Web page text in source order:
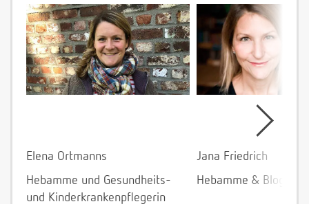
Elena Ortmanns
Hebamme und Gesundheits-
und Kinderkrankenpflegerin
Jana Friedrich
Hebamme &